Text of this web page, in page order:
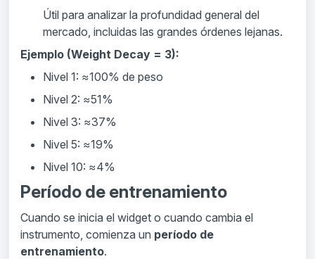
Útil para analizar la profundidad general del
mercado, incluidas las grandes órdenes lejanas.
Ejemplo (Weight Decay = 3):
Nivel 1: ≈100% de peso
Nivel 2: ≈51%
Nivel 3: ≈37%
Nivel 5: ≈19%
Nivel 10: ≈4%
Período de entrenamiento
Cuando se inicia el widget o cuando cambia el
instrumento, comienza un período de
entrenamiento.